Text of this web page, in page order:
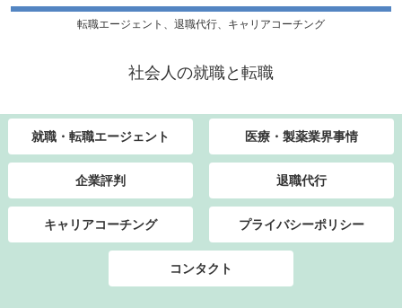
転職エージェント、退職代行、キャリアコーチング
社会人の就職と転職
就職・転職エージェント 医療・製薬業界事情
企業評判 退職代行
キャリアコーチング プライバシーポリシー
コンタクト